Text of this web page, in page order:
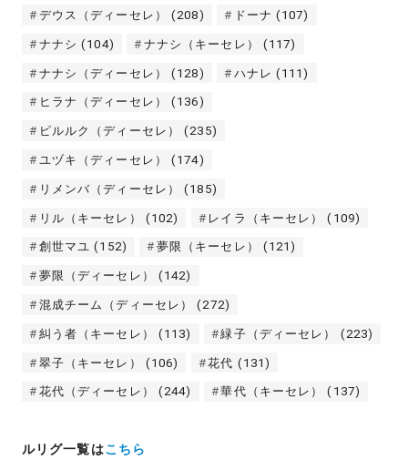
デウス（ディーセレ） (208) ドーナ (107)
ナナシ (104) ナナシ（キーセレ） (117)
ナナシ（ディーセレ） (128) ハナレ (111)
ヒラナ（ディーセレ） (136)
ピルルク（ディーセレ） (235)
ユヅキ（ディーセレ） (174)
リメンバ（ディーセレ） (185)
リル（キーセレ） (102) レイラ（キーセレ） (109)
創世マユ (152) 夢限（キーセレ） (121)
夢限（ディーセレ） (142)
混成チーム（ディーセレ） (272)
糾う者（キーセレ） (113) 緑子（ディーセレ） (223)
翠子（キーセレ） (106) 花代 (131)
花代（ディーセレ） (244) 華代（キーセレ） (137)
ルリグ一覧はこちら